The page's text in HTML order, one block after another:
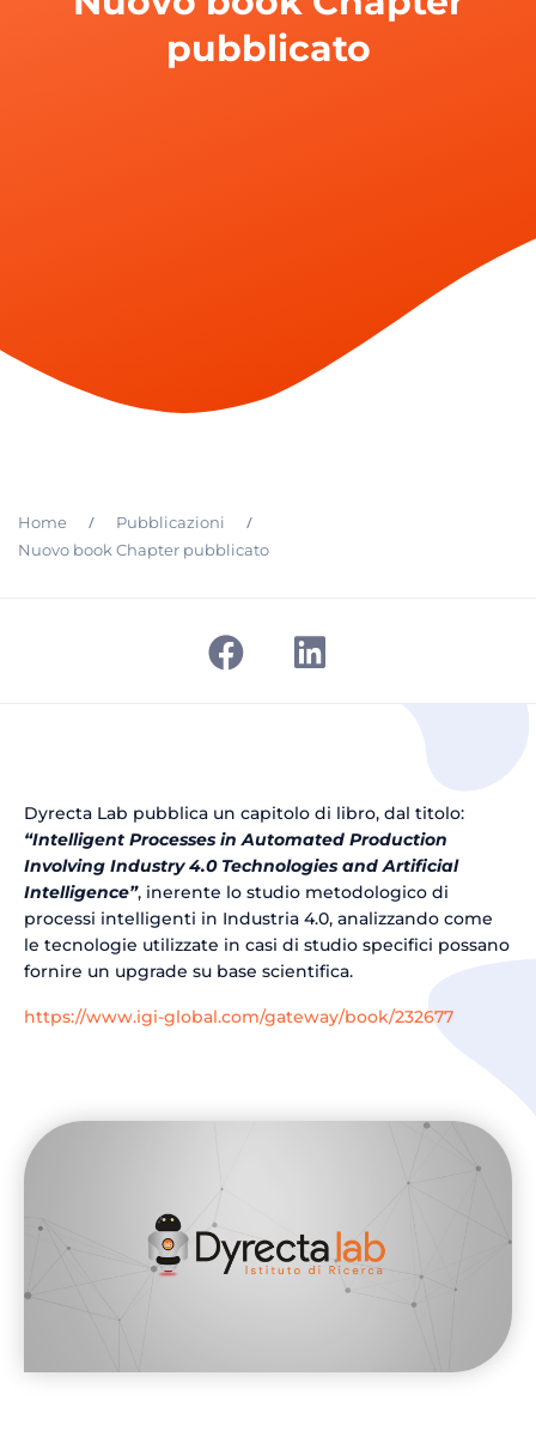
pubblicato
Home / Pubblicazioni /
Nuovo book Chapter pubblicato
Dyrecta Lab pubblica un capitolo di libro, dal titolo:
“Intelligent Processes in Automated Production
Involving Industry 4.0 Technologies and Artificial
Intelligence”, inerente lo studio metodologico di
processi intelligenti in Industria 4.0, analizzando come
le tecnologie utilizzate in casi di studio specifici possano
fornire un upgrade su base scientifica.
https://www.igi-global.com/gateway/book/232677